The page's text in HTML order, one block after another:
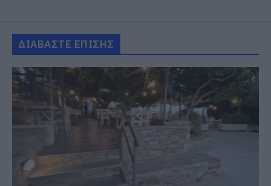
ΔΙΑΒΑΣΤΕ ΕΠΙΣΗΣ